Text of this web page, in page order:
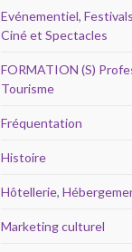
Evénementiel,
Ciné et Spectacles
FORMATION (S)
Tourisme
Fréquentation
Histoire
Hôtellerie,
Marketing culturel